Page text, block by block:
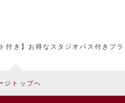
付き】お得なスタジオパス付きプ
ジトップへ